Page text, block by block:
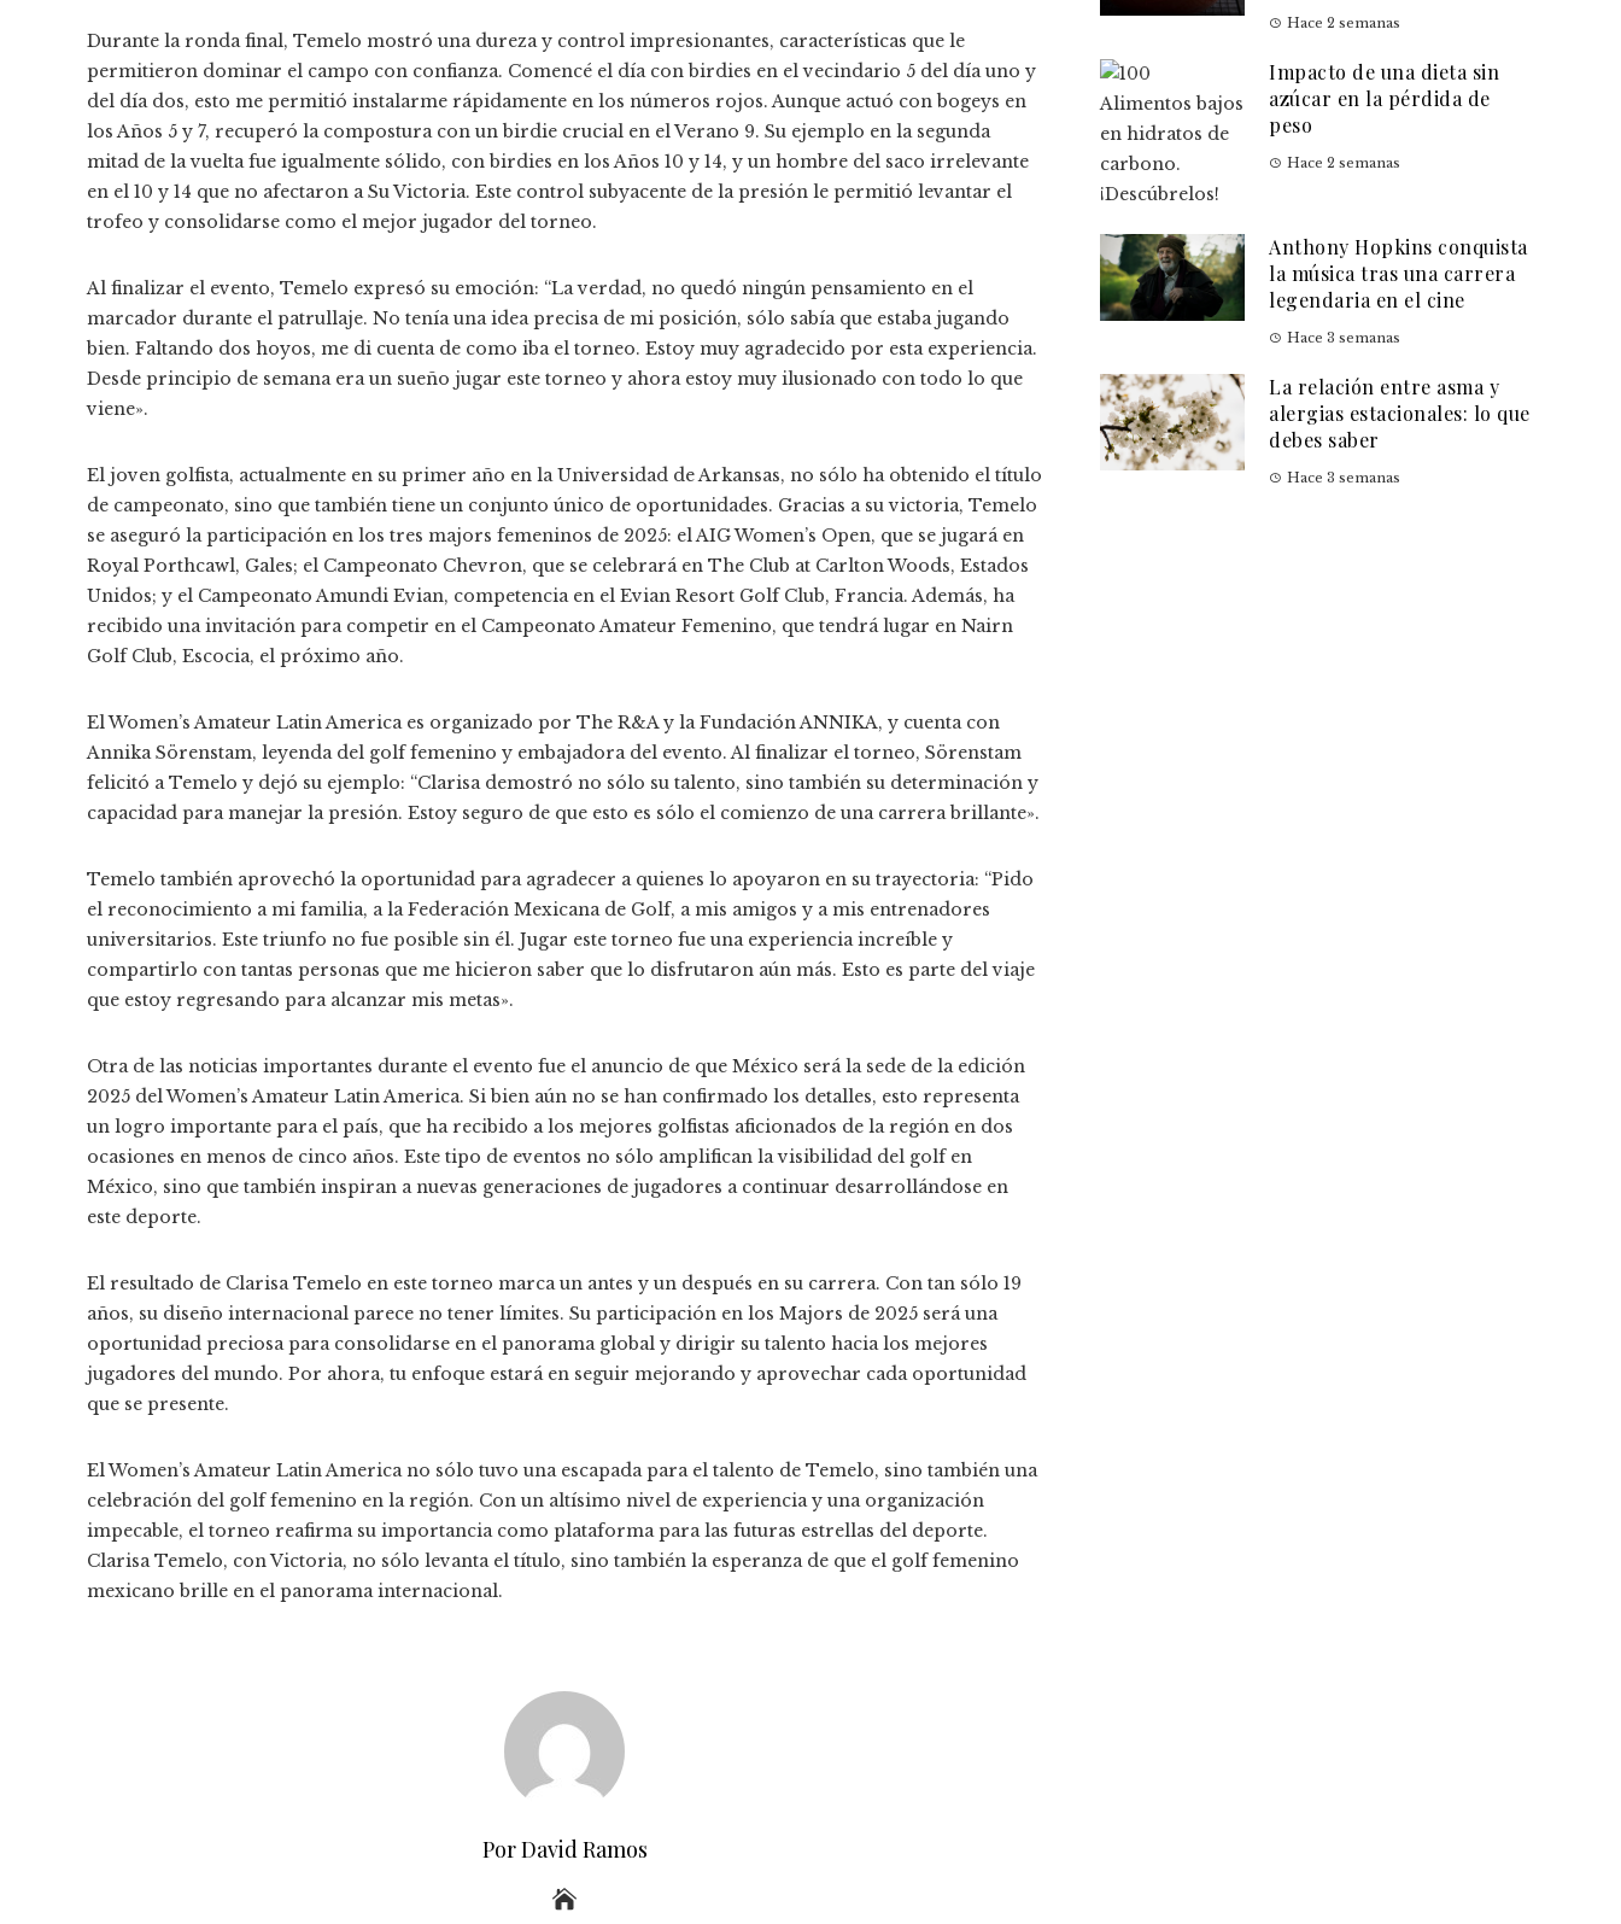
Durante la ronda final, Temelo mostró una dureza y control impresionantes, características que le
permitieron dominar el campo con confianza. Comencé el día con birdies en el vecindario 5 del día uno y
del día dos, esto me permitió instalarme rápidamente en los números rojos. Aunque actuó con bogeys en
los Años 5 y 7, recuperó la compostura con un birdie crucial en el Verano 9. Su ejemplo en la segunda
mitad de la vuelta fue igualmente sólido, con birdies en los Años 10 y 14, y un hombre del saco irrelevante
en el 10 y 14 que no afectaron a Su Victoria. Este control subyacente de la presión le permitió levantar el
trofeo y consolidarse como el mejor jugador del torneo.
Al finalizar el evento, Temelo expresó su emoción: “La verdad, no quedó ningún pensamiento en el
marcador durante el patrullaje. No tenía una idea precisa de mi posición, sólo sabía que estaba jugando
bien. Faltando dos hoyos, me di cuenta de como iba el torneo. Estoy muy agradecido por esta experiencia.
Desde principio de semana era un sueño jugar este torneo y ahora estoy muy ilusionado con todo lo que
viene».
El joven golfista, actualmente en su primer año en la Universidad de Arkansas, no sólo ha obtenido el título
de campeonato, sino que también tiene un conjunto único de oportunidades. Gracias a su victoria, Temelo
se aseguró la participación en los tres majors femeninos de 2025: el AIG Women’s Open, que se jugará en
Royal Porthcawl, Gales; el Campeonato Chevron, que se celebrará en The Club at Carlton Woods, Estados
Unidos; y el Campeonato Amundi Evian, competencia en el Evian Resort Golf Club, Francia. Además, ha
recibido una invitación para competir en el Campeonato Amateur Femenino, que tendrá lugar en Nairn
Golf Club, Escocia, el próximo año.
El Women’s Amateur Latin America es organizado por The R&A y la Fundación ANNIKA, y cuenta con
Annika Sörenstam, leyenda del golf femenino y embajadora del evento. Al finalizar el torneo, Sörenstam
felicitó a Temelo y dejó su ejemplo: “Clarisa demostró no sólo su talento, sino también su determinación y
capacidad para manejar la presión. Estoy seguro de que esto es sólo el comienzo de una carrera brillante».
Temelo también aprovechó la oportunidad para agradecer a quienes lo apoyaron en su trayectoria: “Pido
el reconocimiento a mi familia, a la Federación Mexicana de Golf, a mis amigos y a mis entrenadores
universitarios. Este triunfo no fue posible sin él. Jugar este torneo fue una experiencia increíble y
compartirlo con tantas personas que me hicieron saber que lo disfrutaron aún más. Esto es parte del viaje
que estoy regresando para alcanzar mis metas».
Otra de las noticias importantes durante el evento fue el anuncio de que México será la sede de la edición
2025 del Women’s Amateur Latin America. Si bien aún no se han confirmado los detalles, esto representa
un logro importante para el país, que ha recibido a los mejores golfistas aficionados de la región en dos
ocasiones en menos de cinco años. Este tipo de eventos no sólo amplifican la visibilidad del golf en
México, sino que también inspiran a nuevas generaciones de jugadores a continuar desarrollándose en
este deporte.
El resultado de Clarisa Temelo en este torneo marca un antes y un después en su carrera. Con tan sólo 19
años, su diseño internacional parece no tener límites. Su participación en los Majors de 2025 será una
oportunidad preciosa para consolidarse en el panorama global y dirigir su talento hacia los mejores
jugadores del mundo. Por ahora, tu enfoque estará en seguir mejorando y aprovechar cada oportunidad
que se presente.
El Women’s Amateur Latin America no sólo tuvo una escapada para el talento de Temelo, sino también una
celebración del golf femenino en la región. Con un altísimo nivel de experiencia y una organización
impecable, el torneo reafirma su importancia como plataforma para las futuras estrellas del deporte.
Clarisa Temelo, con Victoria, no sólo levanta el título, sino también la esperanza de que el golf femenino
mexicano brille en el panorama internacional.
Por David Ramos
Hace 2 semanas
Impacto de una dieta sin
azúcar en la pérdida de
peso
Hace 2 semanas
Anthony Hopkins conquista
la música tras una carrera
legendaria en el cine
Hace 3 semanas
La relación entre asma y
alergias estacionales: lo que
debes saber
Hace 3 semanas